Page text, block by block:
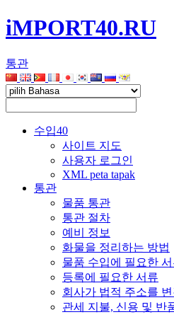
iMPORT40.RU
통관
수입40
사이트 지도
사용자 로그인
XML peta tapak
통관
물품 통관
통관 절차
예비 정보
화물을 정리하는 방법
물품 수입에 필요한
등록에 필요한 서류
회사가 법적 주소를
관세 지불, 신용 및 반